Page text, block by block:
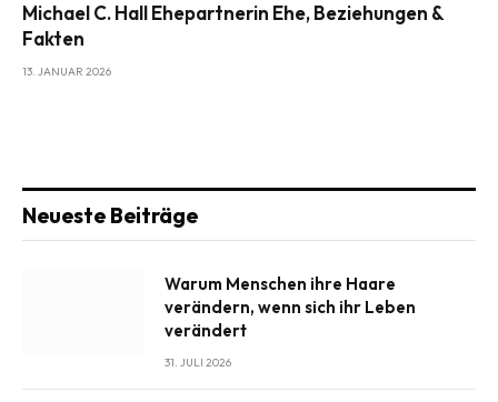
Michael C. Hall Ehepartnerin Ehe, Beziehungen &
Fakten
13. JANUAR 2026
Neueste Beiträge
Warum Menschen ihre Haare
verändern, wenn sich ihr Leben
verändert
31. JULI 2026